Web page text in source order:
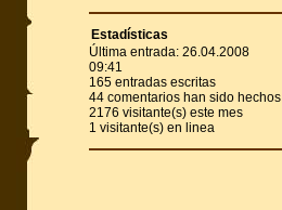
Estadísticas
Última entrada: 26.04.2008
09:41
165 entradas escritas
44 comentarios han sido hechos
2176 visitante(s) este mes
1 visitante(s) en linea